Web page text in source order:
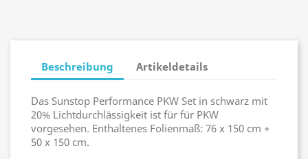
Beschreibung Artikeldetails
Das Sunstop Performance PKW Set in schwarz mit
20% Lichtdurchlässigkeit ist für für PKW
vorgesehen. Enthaltenes Folienmaß: 76 x 150 cm +
50 x 150 cm.